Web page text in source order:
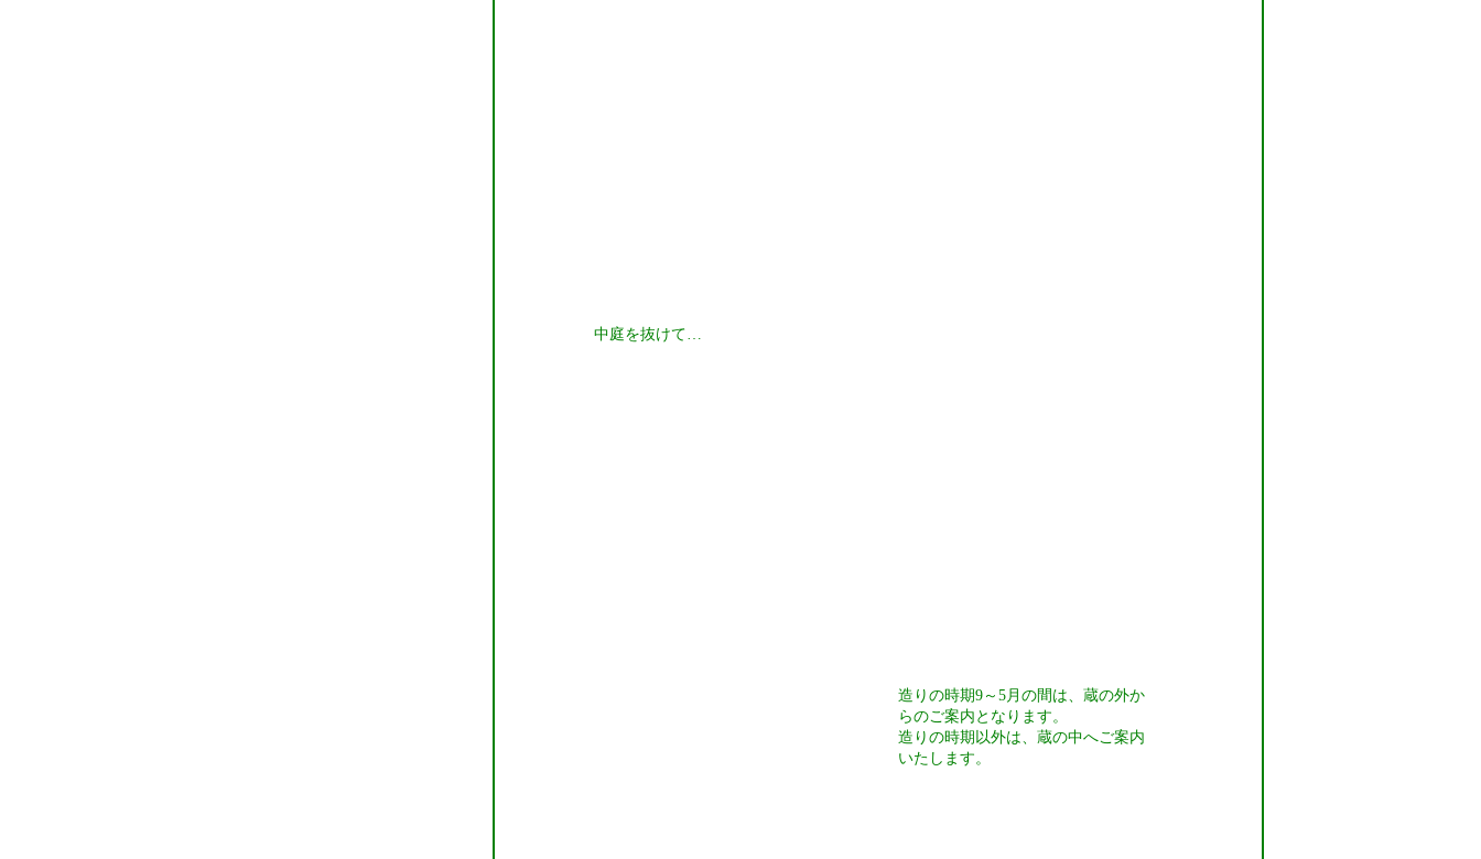
中庭を抜けて…
造りの時期9～5月の間は、蔵の外か
らのご案内となります。
造りの時期以外は、蔵の中へご案内
いたします。